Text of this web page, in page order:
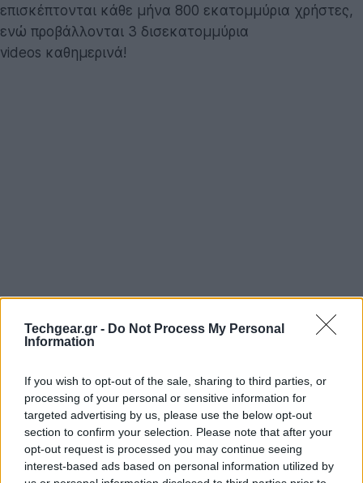
Techgear.gr - Do Not Process My Personal
Information
If you wish to opt-out of the sale, sharing to third parties, or
processing of your personal or sensitive information for
targeted advertising by us, please use the below opt-out
section to confirm your selection. Please note that after your
opt-out request is processed you may continue seeing
interest-based ads based on personal information utilized by
επισκέπτονται κάθε μήνα 800 εκατομμύρια χρήστες,
ενώ προβάλλονται 3 δισεκατομμύρια
videos καθημερινά!